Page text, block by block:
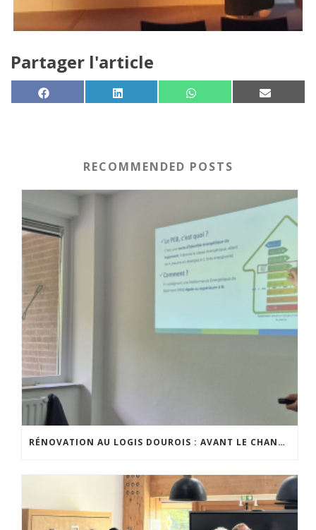
Partager l'article
RECOMMENDED POSTS
RÉNOVATION AU LOGIS DOUROIS : AVANT LE CHANTIER, LE DIALOGUE AVEC LES HABITANTS